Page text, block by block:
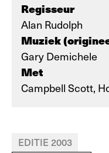
Regisseur
Alan Rudolph
Muziek
Gary Demichele
Met
Campbell Scott,
EDITIE 2003